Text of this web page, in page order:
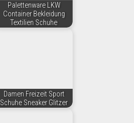
Palettenware LKW
Container Bekleidung
Textilien Schuhe
Damen Freizeit Sport
Schuhe Sneaker Glitzer